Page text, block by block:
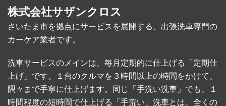
株式会社サザンクロス
さいたま市を拠点にサービスを展開する、出張洗車専門の
カーケア業者です。
洗車サービスのメインは、毎月定期的に仕上げる「定期仕
上げ」です。１台のクルマを３時間以上の時間をかけて、
隅々まで手寧に仕上げます。同じ「手洗い洗車」でも、１
時間程度の短時間で仕上げる「手荒い」洗車とは、全くの